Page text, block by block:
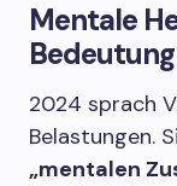
Mentale
2024 sprach
Belastungen.
„mentalen